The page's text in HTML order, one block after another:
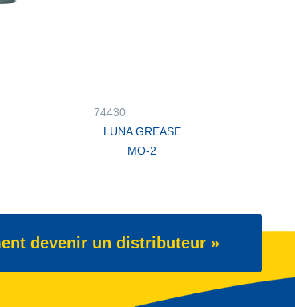
74430
LUNA GREASE
MO-2
devenir un distributeur »